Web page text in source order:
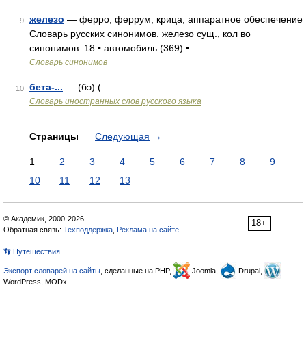
9 железо — ферро; феррум, крица; аппаратное обеспечение
Словарь русских синонимов. железо сущ., кол во
синонимов: 18 • автомобиль (369) • …
Словарь синонимов
10 бета-... — (бэ) ( …
Словарь иностранных слов русского языка
Страницы Следующая →
1 2 3 4 5 6 7 8
9
10
11 12 13
18+
© Академик, 2000-2026
Обратная связь: Техподдержка Реклама на сайте
👣 Путешествия
Экспорт словарей на сайты , сделанные на PHP, Joomla,
Drupal,
WordPress, MODx.